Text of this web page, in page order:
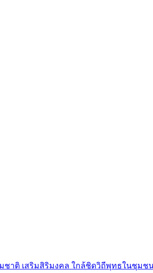
ชาติ เสริมสิริมงคล ใกล้ชิดวิถีพุทธในชุมช